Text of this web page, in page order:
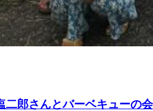
二郎さんとバーベキューの会